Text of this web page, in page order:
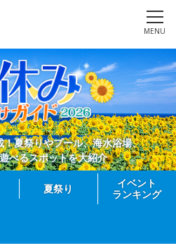
MENU
夏祭りやプール、海水浴場、
べるスポットを大紹介
夏祭り
イベント
ランキング